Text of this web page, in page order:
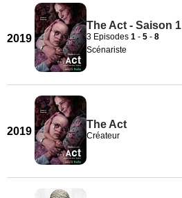
2019
The Act - Saison 1
3 Episodes 1 - 5 - 8
Scénariste
2019
The Act
Créateur